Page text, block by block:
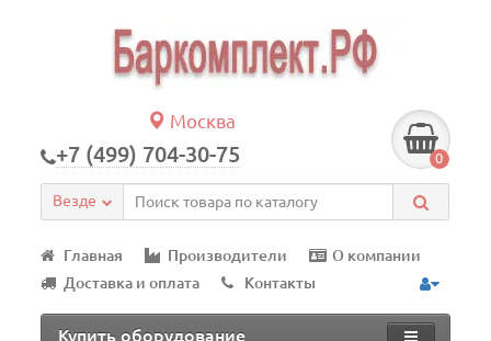
Москва
+7 (499) 704-30-75 0
Везде
Главная Производители
О компании
Доставка и оплата
Контакты
Купить оборудование